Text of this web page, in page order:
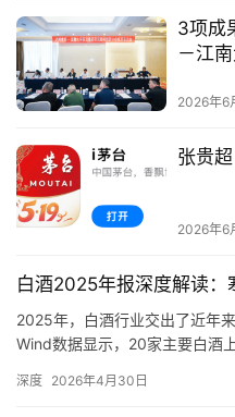
动
态
频
3项成
－江
2026年6
张贵
2026年6
白酒2025年报深度解读：
2025年，白酒行业交出了近年
Wind数据显示，20家主要白酒
缩水410.01亿元。行业整体告别
深度 2026年4月30日